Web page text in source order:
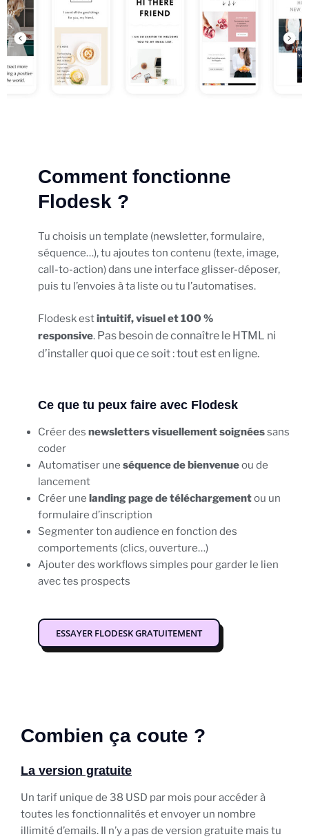
Comment fonctionne
Flodesk ?
Tu choisis un template (newsletter, formulaire,
séquence…), tu ajoutes ton contenu (texte, image,
call-to-action) dans une interface glisser-déposer,
puis tu l’envoies à ta liste ou tu l’automatises.
Flodesk estintuitif, visuel et 100 %
responsive. Pas besoin de connaître le HTML ni
d’installer quoi que ce soit : tout est en ligne.
Ce que tu peux faire avec Flodesk
Créer des newsletters visuellement soignéessans
coder
Automatiser une séquence de bienvenueou de
lancement
Créer une landing page de téléchargementou un
formulaire d’inscription
Segmenter ton audience en fonction des
comportements (clics, ouverture…)
Ajouter des workflows simples pour garder le lien
avec tes prospects
ESSAYER FLODESK GRATUITEMENT
Combien ça coute ?
La version gratuite
Un tarif unique de 38 USD par mois pour accéder à
toutes les fonctionnalités et envoyer un nombre
illimité d’emails. Il n’y a pas de version gratuite mais tu